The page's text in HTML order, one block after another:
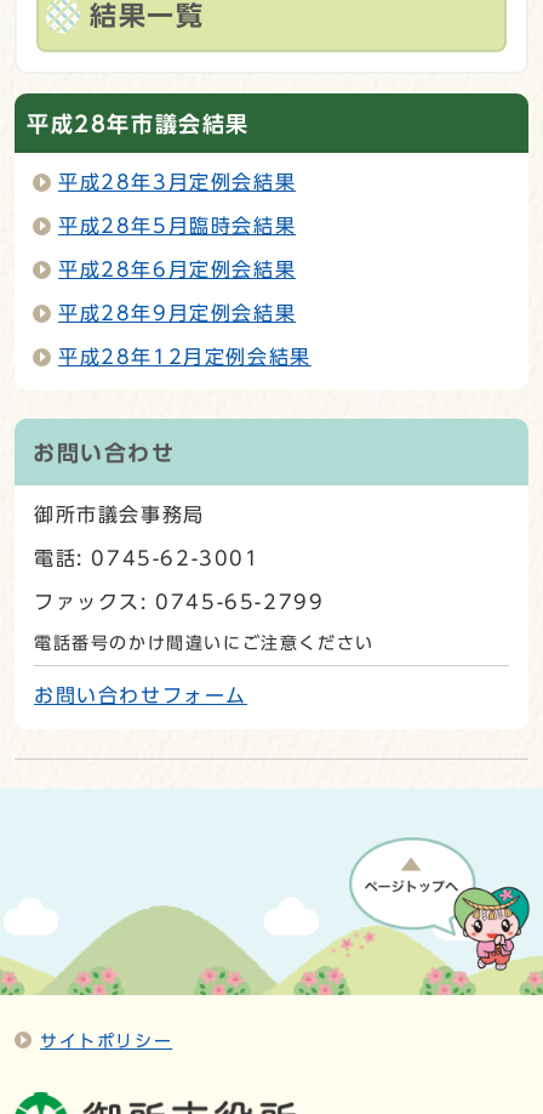
結果一覧
平成28年市議会結果
平成28年3月定例会結果
平成28年5月臨時会結果
平成28年6月定例会結果
平成28年9月定例会結果
平成28年12月定例会結果
お問い合わせ
御所市議会事務局
電話: 0745-62-3001
ファックス: 0745-65-2799
電話番号のかけ間違いにご注意ください
お問い合わせフォーム
サイトポリシー